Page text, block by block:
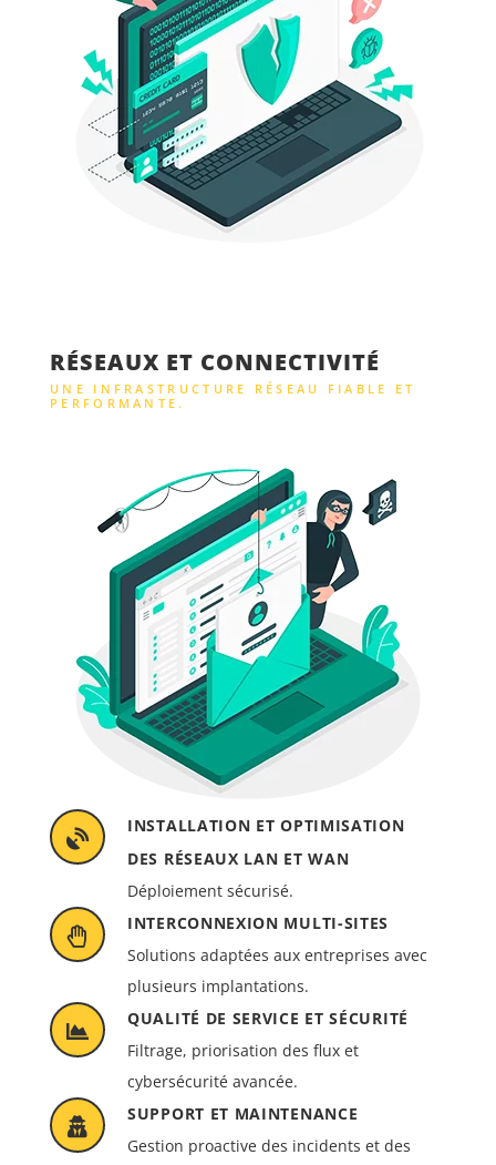
RÉSEAUX ET CONNECTIVITÉ
UNE INFRASTRUCTURE RÉSEAU FIABLE ET
PERFORMANTE.
INSTALLATION ET OPTIMISATION
DES RÉSEAUX LAN ET WAN
Déploiement sécurisé.
INTERCONNEXION MULTI-SITES
Solutions adaptées aux entreprises avec
plusieurs implantations.
QUALITÉ DE SERVICE ET SÉCURITÉ
Filtrage, priorisation des flux et
cybersécurité avancée.
SUPPORT ET MAINTENANCE
Gestion proactive des incidents et des